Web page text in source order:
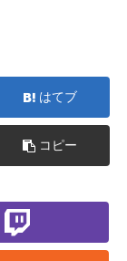
はてブ
コピー